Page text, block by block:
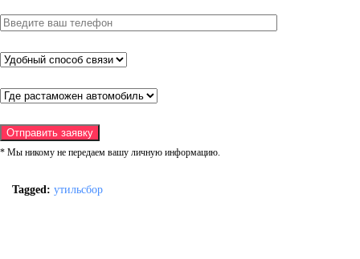
* Мы никому не передаем вашу личную информацию.
Tagged: утильсбор